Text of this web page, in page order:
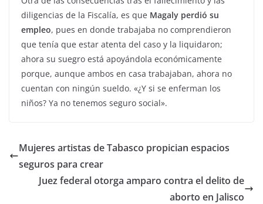
diligencias de la Fiscalía, es que Magaly perdió su
empleo, pues en donde trabajaba no comprendieron
que tenía que estar atenta del caso y la liquidaron;
ahora su suegro está apoyándola económicamente
porque, aunque ambos en casa trabajaban, ahora no
cuentan con ningún sueldo. «¿Y si se enferman los
niños? Ya no tenemos seguro social».
Mujeres artistas de Tabasco propician espacios
seguros para crear
Juez federal otorga amparo contra el delito de
aborto en Jalisco